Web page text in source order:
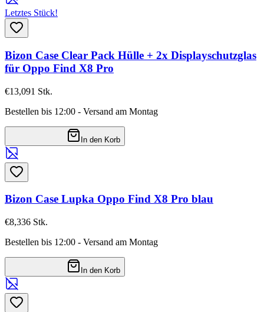
Letztes Stück!
Bizon Case Clear Pack Hülle + 2x Displayschutzglas
für Oppo Find X8 Pro
€13,091 Stk.
Bestellen bis 12:00 - Versand am Montag
In den Korb
Bizon Case Lupka Oppo Find X8 Pro blau
€8,336 Stk.
Bestellen bis 12:00 - Versand am Montag
In den Korb